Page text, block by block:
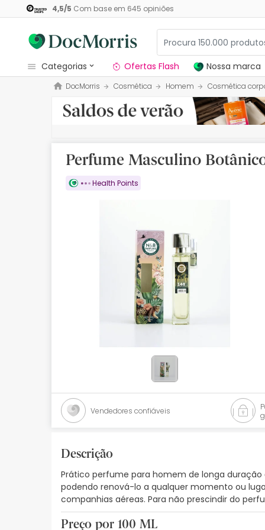
4,5/5 Com base em 645 opiniões
categorias
Dermocosmetica
Nossa marca
Medicamentos
Cosmética
Promoções
Mais vendidos
Health points
Ofertas Flash Nossa marca
DocMorris Cosmética Homem Cosmética
Perfume Masculino
Health Points
Vendedores confiáveis
Descrição
Prático perfume para homem de longa
podendo renová-lo a qualquer momento ou
companhias aéreas. Para não prescindir do
Preço por 100 ML